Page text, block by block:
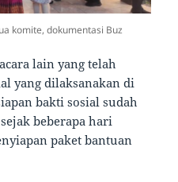
komite, dokumentasi Buz
lain yang telah
yang dilaksanakan di
bakti sosial sudah
beberapa hari
paket bantuan